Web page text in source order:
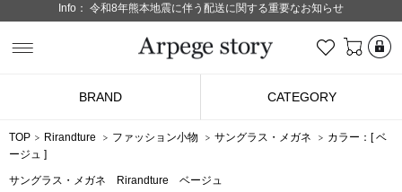
Info： 令和8年熊本地震に伴う配送に関する重要なお知らせ
お気に入り
BRAND CATEGORY
TOP Rirandture ファッション小物 サングラス・メガネ カラー：[ベ
ージュ ]
サングラス・メガネ Rirandture ベージュ